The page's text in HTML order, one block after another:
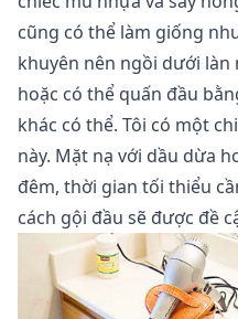
cũng có thể làm giống
khuyên nên ngồi dưới
hoặc có thể quấn đầu
khác có thể. Tôi có một
này. Mặt nạ với dầu dừa
đêm, thời gian tối thiểu
cách gội đầu sẽ được đề